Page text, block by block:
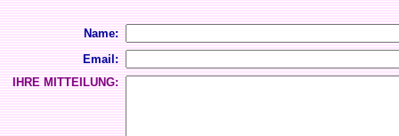
Name:
Email:
IHRE MITTEILUNG: